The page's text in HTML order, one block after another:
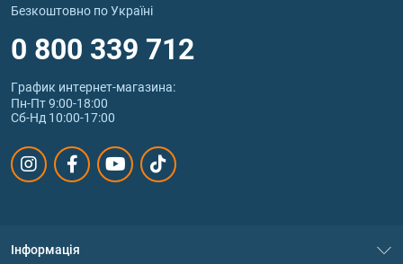
Безкоштовно по Україні
0 800 339 712
График интернет‑магазина:
Пн-Пт 9:00-18:00
Сб-Нд 10:00-17:00
Інформація